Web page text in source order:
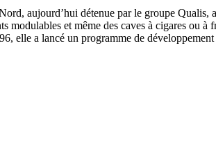
aujourd’hui détenue par le groupe
modulables et même des caves à cigares ou
elle a lancé un programme de